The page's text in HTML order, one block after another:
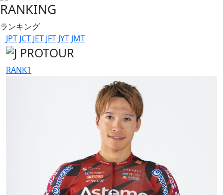
RANKING
ランキング
JPT JCT JET JFT JYT JMT
RANK1